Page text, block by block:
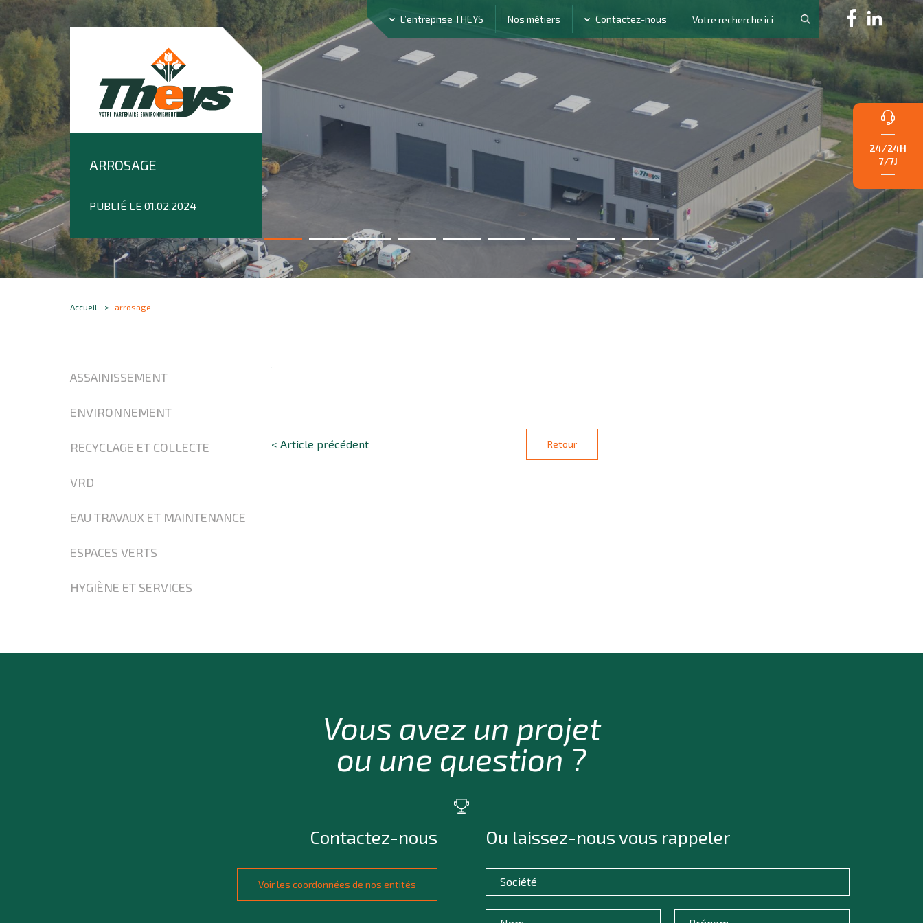
L’entreprise THEYS Nos métiers Contactez-nous
24/24H
7/7J
ARROSAGE
PUBLIÉ LE 01.02.2024
Accueil arrosage
ASSAINISSEMENT
ENVIRONNEMENT
RECYCLAGE ET COLLECTE
VRD
EAU TRAVAUX ET MAINTENANCE
ESPACES VERTS
HYGIÈNE ET SERVICES
Retour
< Article précédent
Vous avez un projet
ou une question ?
Contactez-nous
Voir les coordonnées de nos entités
Ou laissez-nous vous rappeler